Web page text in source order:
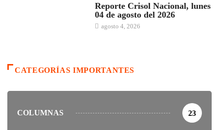
Reporte Crisol Nacional, lunes
04 de agosto del 2026
agosto 4, 2026
CATEGORÍAS IMPORTANTES
COLUMNAS 23